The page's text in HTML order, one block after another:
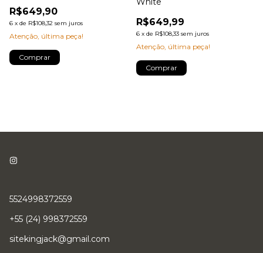
R$649,90
6 x de R$108,32 sem juros
Atenção, última peça!
Comprar
R$649,99
6 x de R$108,33 sem juros
Atenção, última peça!
Comprar
5524998372559
+55 (24) 998372559
sitekingjack@gmail.com